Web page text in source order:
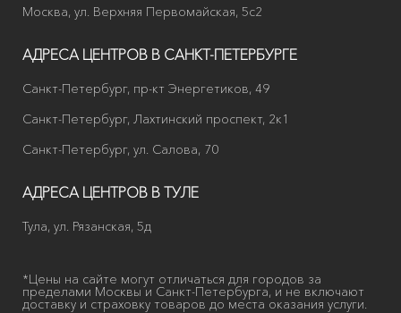
Москва, ул. Верхняя Первомайская, 5с2
АДРЕСА ЦЕНТРОВ В САНКТ-ПЕТЕРБУРГЕ
Санкт-Петербург, пр-кт Энергетиков, 49
Санкт-Петербург, Лахтинский проспект, 2к1
Санкт-Петербург, ул. Салова, 70
АДРЕСА ЦЕНТРОВ В ТУЛЕ
Тула, ул. Рязанская, 5д
*Цены на сайте могут отличаться для городов за
пределами Москвы и Санкт-Петербурга, и не включают
доставку и страховку товаров до места оказания услуги.